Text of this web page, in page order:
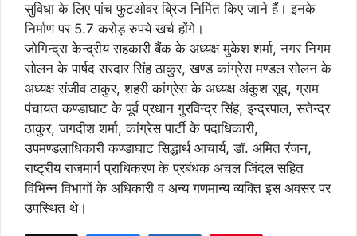
सुविधा के लिए पांच फुटओवर ब्रिज निर्मित किए जाने हैं। इनके
निर्माण पर 5.7 करोड़ रुपये खर्च होंगे।
जोगिन्द्रा केन्द्रीय सहकारी बैंक के अध्यक्ष मुकेश शर्मा, नगर निगम
सोलन के पार्षद सरदार सिंह ठाकुर, खण्ड कांग्रेस मण्डल सोलन के
अध्यक्ष संजीव ठाकुर, शहरी कांग्रेस के अध्यक्ष अंकुश सूद, ग्राम
पंचायत कण्डाघाट के पूर्व प्रधान गुरविन्द्र सिंह, इन्द्रपाल, सतेन्द्र
ठाकुर, जगदीश शर्मा, कांग्रेस पार्टी के पदाधिकारी,
उपमण्डलाधिकारी कण्डाघाट सिद्धार्थ आचार्य, डाॅ. अमित रंजन,
राष्ट्रीय राजमार्ग प्राधिकरण के प्रबंधक अचल जिंदल सहित
विभिन्न विभागों के अधिकारी व अन्य गणमान्य व्यक्ति इस अवसर पर
उपस्थित थे।